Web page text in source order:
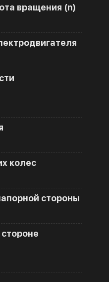
вращения (n)
колес
стороны